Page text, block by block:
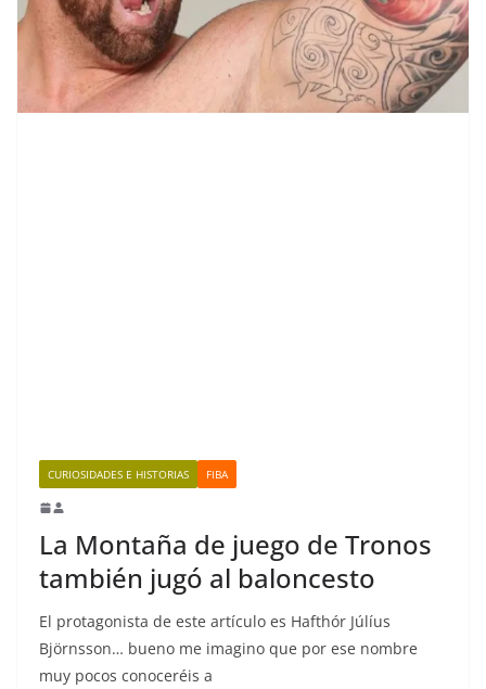
CURIOSIDADES E HISTORIAS FIBA
La Montaña de juego de Tronos
también jugó al baloncesto
El protagonista de este artículo es Hafthór Júlíus
Björnsson… bueno me imagino que por ese nombre
muy pocos conoceréis a